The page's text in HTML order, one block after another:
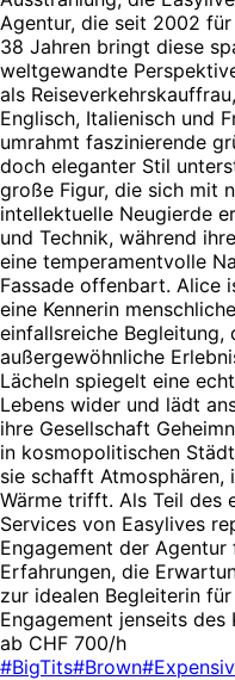
Agentur, die seit 2002
38 Jahren bringt diese
weltgewandte
als
Englisch, Italienisch und
umrahmt faszinierende
doch eleganter Stil
große Figur, die sich mit
intellektuelle Neugierde
und Technik, während
eine temperamentvolle
Fassade offenbart. Alice
eine Kennerin
einfallsreiche
außergewöhnliche
Lächeln spiegelt eine
Lebens wider und lädt
ihre Gesellschaft
in kosmopolitischen
sie schafft Atmosphären,
Wärme trifft. Als Teil des
Services von Easylives
Engagement der
Erfahrungen, die
zur idealen Begleiterin
Engagement jenseits des
ab CHF 700/h
#BigTits#Brown